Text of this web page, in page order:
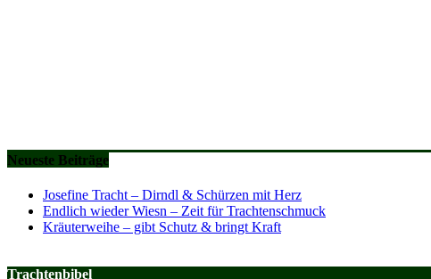
Neueste Beiträge
Josefine Tracht – Dirndl & Schürzen mit Herz
Endlich wieder Wiesn – Zeit für Trachtenschmuck
Kräuterweihe – gibt Schutz & bringt Kraft
Trachtenbibel